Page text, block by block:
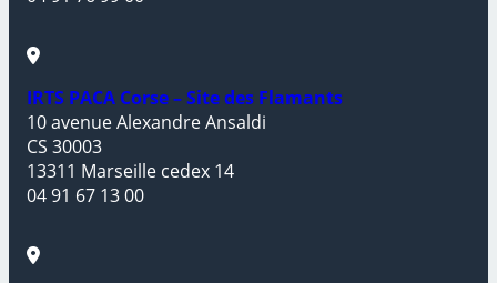
IRTS PACA Corse – Site des Flamants
10 avenue Alexandre Ansaldi
CS 30003
13311 Marseille cedex 14
04 91 67 13 00